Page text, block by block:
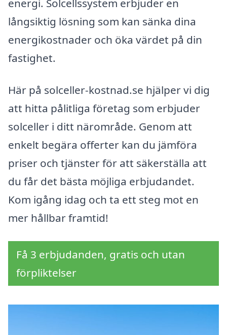
energi. Solcellssystem erbjuder en
långsiktig lösning som kan sänka dina
energikostnader och öka värdet på din
fastighet.
Här på solceller-kostnad.se hjälper vi dig
att hitta pålitliga företag som erbjuder
solceller i ditt närområde. Genom att
enkelt begära offerter kan du jämföra
priser och tjänster för att säkerställa att
du får det bästa möjliga erbjudandet.
Kom igång idag och ta ett steg mot en
mer hållbar framtid!
Få 3 erbjudanden, gratis och utan
förpliktelser